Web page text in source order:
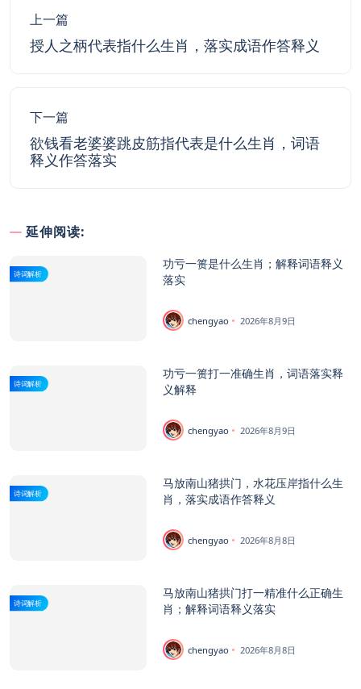
上一篇
授人之柄代表指什么生肖，落实成语作答释义
下一篇
欲钱看老婆婆跳皮筋指代表是什么生肖，词语
释义作答落实
延伸阅读:
诗词解析
功亏一篑是什么生肖；解释词语释义
落实
chengyao 2026年8月9日
诗词解析
功亏一篑打一准确生肖，词语落实释
义解释
chengyao 2026年8月9日
诗词解析
马放南山猪拱门，水花压岸指什么生
肖，落实成语作答释义
chengyao 2026年8月8日
诗词解析
马放南山猪拱门打一精准什么正确生
肖；解释词语释义落实
chengyao 2026年8月8日